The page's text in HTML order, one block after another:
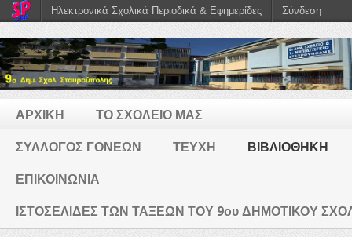
ΑΡΧΙΚΗ ΤΟ ΣΧΟΛΕΙΟ ΜΑΣ
ΣΥΛΛΟΓΟΣ ΓΟΝΕΩΝ ΤΕΥΧΗ ΒΙΒΛΙΟΘΗΚΗ
ΕΠΙΚΟΙΝΩΝΙΑ
ΙΣΤΟΣΕΛΙΔΕΣ ΤΩΝ ΤΑΞΕΩΝ ΤΟΥ 9ου ΔΗΜΟΤΙΚΟΥ
Ηλεκτρονικά Σχολικά Περιοδικά & Εφημερίδες Σύνδεση